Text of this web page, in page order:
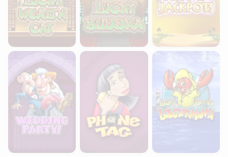
Wedding Party Phone Tag Lucky Larry's